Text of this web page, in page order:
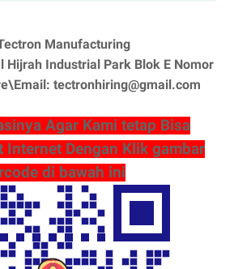
Manufacturing
Hijrah Industrial Park Blok E Nomor
tectronhiring@gmail.com
Agar Kami tetap Bisa
Internet Dengan Klik gambar
di bawah ini